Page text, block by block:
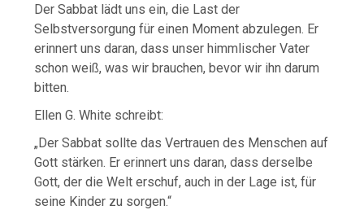
Der Sabbat lädt uns ein, die Last der
Selbstversorgung für einen Moment abzulegen. Er
erinnert uns daran, dass unser himmlischer Vater
schon weiß, was wir brauchen, bevor wir ihn darum
bitten.
Ellen G. White schreibt:
„Der Sabbat sollte das Vertrauen des Menschen auf
Gott stärken. Er erinnert uns daran, dass derselbe
Gott, der die Welt erschuf, auch in der Lage ist, für
seine Kinder zu sorgen.“